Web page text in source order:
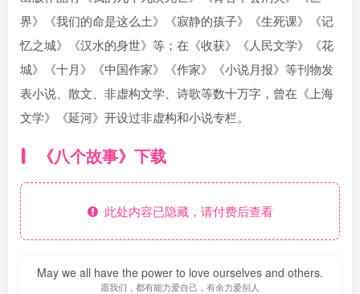
界》《我们的命是这么土》《寂静的孩子》《生死课》《记
忆之城》《汉水的身世》等；在《收获》《人民文学》《花
城》《十月》《中国作家》《作家》《小说月报》等刊物发
表小说、散文、非虚构文学、诗歌等数十万字，曾在《上海
文学》《延河》开设过非虚构和小说专栏。
《八个故事》下载
此处内容已隐藏，请付费后查看
May we all have the power to love ourselves and others.
愿我们，都有能力爱自己，有余力爱别人